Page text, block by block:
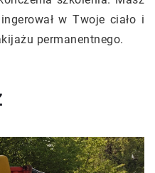
w Twoje ciało i
permanentnego.